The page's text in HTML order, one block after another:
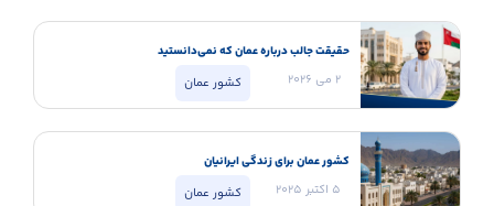
حقیقت جالب درباره عمان که نمی‌دانستید
2 می 2026 کشور عمان
کشور عمان برای زندگی ایرانیان
5 اکتبر 2025 کشور عمان